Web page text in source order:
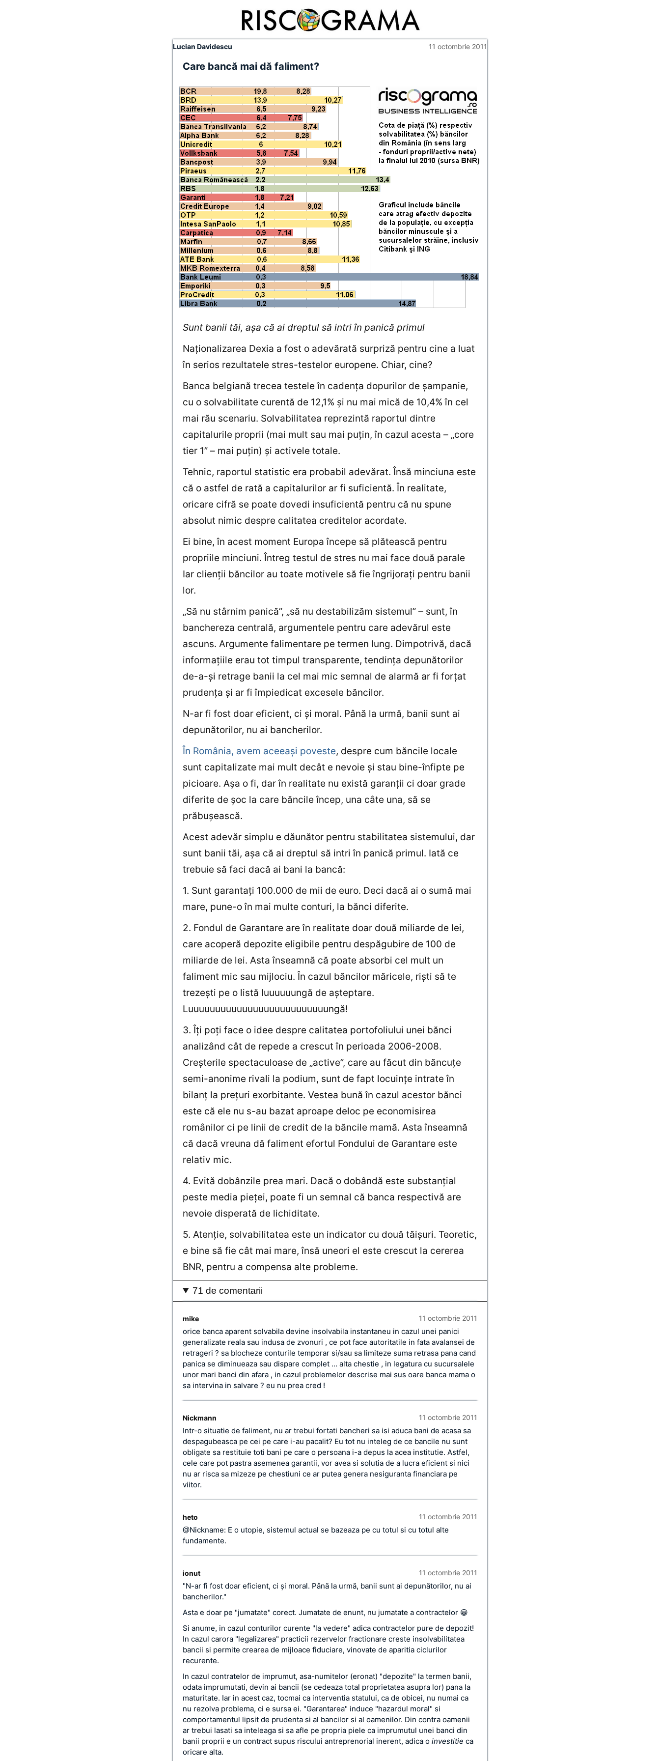
Lucian Davidescu 11 octombrie 2011
Care bancă mai dă faliment?
Sunt banii tăi, aşa că ai dreptul să intri în panică primul
Naţionalizarea Dexia a fost o adevărată surpriză pentru cine a luat
în serios rezultatele stres-testelor europene. Chiar, cine?
Banca belgiană trecea testele în cadenţa dopurilor de şampanie,
cu o solvabilitate curentă de 12,1% şi nu mai mică de 10,4% în cel
mai rău scenariu. Solvabilitatea reprezintă raportul dintre
capitalurile proprii (mai mult sau mai puţin, în cazul acesta – „core
tier 1” – mai puţin) şi activele totale.
Tehnic, raportul statistic era probabil adevărat. Însă minciuna este
că o astfel de rată a capitalurilor ar fi suficientă. În realitate,
oricare cifră se poate dovedi insuficientă pentru că nu spune
absolut nimic despre calitatea creditelor acordate.
Ei bine, în acest moment Europa începe să plătească pentru
propriile minciuni. Întreg testul de stres nu mai face două parale
Iar clienţii băncilor au toate motivele să fie îngrijoraţi pentru banii
lor.
„Să nu stârnim panică”, „să nu destabilizăm sistemul” – sunt, în
banchereza centrală, argumentele pentru care adevărul este
ascuns. Argumente falimentare pe termen lung. Dimpotrivă, dacă
informaţiile erau tot timpul transparente, tendinţa depunătorilor
de-a-şi retrage banii la cel mai mic semnal de alarmă ar fi forţat
prudenţa şi ar fi împiedicat excesele băncilor.
N-ar fi fost doar eficient, ci şi moral. Până la urmă, banii sunt ai
depunătorilor, nu ai bancherilor.
În România, avem aceeaşi poveste, despre cum băncile locale
sunt capitalizate mai mult decât e nevoie şi stau bine-înfipte pe
picioare. Aşa o fi, dar în realitate nu există garanţii ci doar grade
diferite de şoc la care băncile încep, una câte una, să se
prăbuşească.
Acest adevăr simplu e dăunător pentru stabilitatea sistemului, dar
sunt banii tăi, aşa că ai dreptul să intri în panică primul. Iată ce
trebuie să faci dacă ai bani la bancă:
1. Sunt garantaţi 100.000 de mii de euro. Deci dacă ai o sumă mai
mare, pune-o în mai multe conturi, la bănci diferite.
2. Fondul de Garantare are în realitate doar două miliarde de lei,
care acoperă depozite eligibile pentru despăgubire de 100 de
miliarde de lei. Asta înseamnă că poate absorbi cel mult un
faliment mic sau mijlociu. În cazul băncilor măricele, rişti să te
trezeşti pe o listă luuuuuungă de aşteptare.
Luuuuuuuuuuuuuuuuuuuuuuuuuungă!
3. Îţi poţi face o idee despre calitatea portofoliului unei bănci
analizând cât de repede a crescut în perioada 2006-2008.
Creşterile spectaculoase de „active”, care au făcut din băncuţe
semi-anonime rivali la podium, sunt de fapt locuinţe intrate în
bilanţ la preţuri exorbitante. Vestea bună în cazul acestor bănci
este că ele nu s-au bazat aproape deloc pe economisirea
românilor ci pe linii de credit de la băncile mamă. Asta înseamnă
că dacă vreuna dă faliment efortul Fondului de Garantare este
relativ mic.
4. Evită dobânzile prea mari. Dacă o dobândă este substanţial
peste media pieţei, poate fi un semnal că banca respectivă are
nevoie disperată de lichiditate.
5. Atenţie, solvabilitatea este un indicator cu două tăişuri. Teoretic,
e bine să fie cât mai mare, însă uneori el este crescut la cererea
BNR, pentru a compensa alte probleme.
71 de comentarii
mike 11 octombrie 2011
orice banca aparent solvabila devine insolvabila instantaneu in cazul unei panici
generalizate reala sau indusa de zvonuri , ce pot face autoritatile in fata avalansei de
retrageri ? sa blocheze conturile temporar si/sau sa limiteze suma retrasa pana cand
panica se diminueaza sau dispare complet … alta chestie , in legatura cu sucursalele
unor mari banci din afara , in cazul problemelor descrise mai sus oare banca mama o
sa intervina in salvare ? eu nu prea cred !
Nickmann 11 octombrie 2011
Intr-o situatie de faliment, nu ar trebui fortati bancheri sa isi aduca bani de acasa sa
despagubeasca pe cei pe care i-au pacalit? Eu tot nu inteleg de ce bancile nu sunt
obligate sa restituie toti bani pe care o persoana i-a depus la acea institutie. Astfel,
cele care pot pastra asemenea garantii, vor avea si solutia de a lucra eficient si nici
nu ar risca sa mizeze pe chestiuni ce ar putea genera nesiguranta financiara pe
viitor.
heto 11 octombrie 2011
@Nickname: E o utopie, sistemul actual se bazeaza pe cu totul si cu totul alte
fundamente.
ionut 11 octombrie 2011
"N-ar fi fost doar eficient, ci şi moral. Până la urmă, banii sunt ai depunătorilor, nu ai
bancherilor."
Asta e doar pe "jumatate" corect. Jumatate de enunt, nu jumatate a contractelor 😀
Si anume, in cazul conturilor curente "la vedere" adica contractelor pure de depozit!
In cazul carora "legalizarea" practicii rezervelor fractionare creste insolvabilitatea
bancii si permite crearea de mijloace fiduciare, vinovate de aparitia ciclurilor
recurente.
In cazul contratelor de imprumut, asa-numitelor (eronat) "depozite" la termen banii,
odata imprumutati, devin ai bancii (se cedeaza total proprietatea asupra lor) pana la
maturitate. Iar in acest caz, tocmai ca interventia statului, ca de obicei, nu numai ca
nu rezolva problema, ci e sursa ei. "Garantarea" induce "hazardul moral" si
comportamentul lipsit de prudenta si al bancilor si al oamenilor. Din contra oamenii
ar trebui lasati sa inteleaga si sa afle pe propria piele ca imprumutul unei banci din
banii proprii e un contract supus riscului antreprenorial inerent, adica o investitie ca
oricare alta.